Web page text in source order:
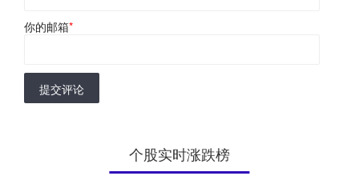
你的邮箱*
提交评论
个股实时涨跌榜